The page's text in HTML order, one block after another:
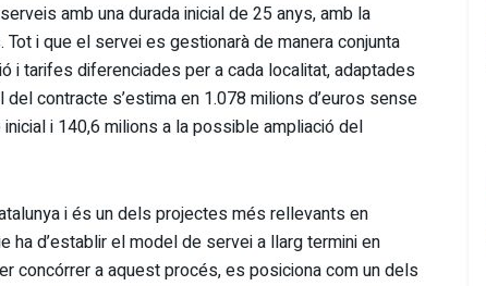
amb una durada inicial de 25 anys, amb la
i que el servei es gestionarà de manera conjunta
i tarifes diferenciades per a cada localitat, adaptades
contracte s’estima en 1.078 milions d’euros sense
i 140,6 milions a la possible ampliació del
i és un dels projectes més rellevants en
ha d’establir el model de servei a llarg termini en
concórrer a aquest procés, es posiciona com un dels